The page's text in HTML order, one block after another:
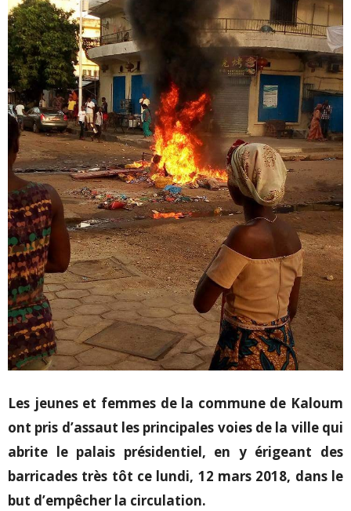
Les jeunes et femmes de la commune de Kaloum
ont pris d’assaut les principales voies de la ville qui
abrite le palais présidentiel, en y érigeant des
barricades très tôt ce lundi, 12 mars 2018, dans le
but d’empêcher la circulation.